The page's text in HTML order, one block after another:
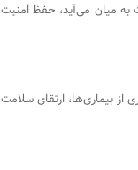
به میان می‌آید، حفظ امنیت
از بیماری‌ها، ارتقای سلامت